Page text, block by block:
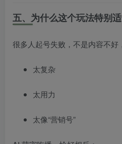
五、为什么这个玩法特别
很多人起号失败，不是内容不好
太复杂
太用力
太像“营销号”